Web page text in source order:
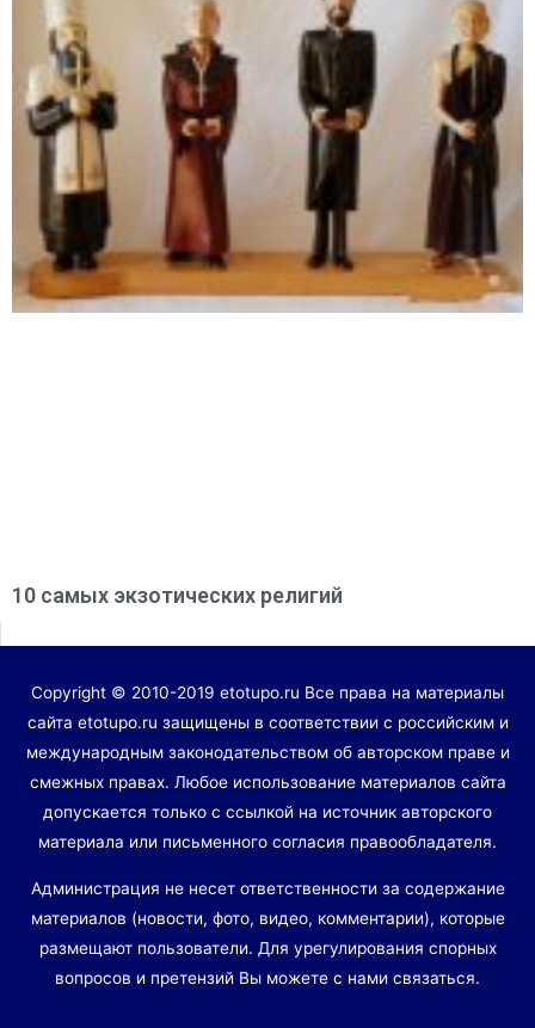
10 самых экзотических религий
Copyright © 2010-2019 etotupo.ru Все права на материалы
сайта etotupo.ru защищены в соответствии с российским и
международным законодательством об авторском праве и
смежных правах. Любое использование материалов сайта
допускается только с ссылкой на источник авторского
материала или письменного согласия правообладателя.
Администрация не несет ответственности за содержание
материалов (новости, фото, видео, комментарии), которые
размещают пользователи. Для урегулирования спорных
вопросов и претензий Вы можете с нами связаться.